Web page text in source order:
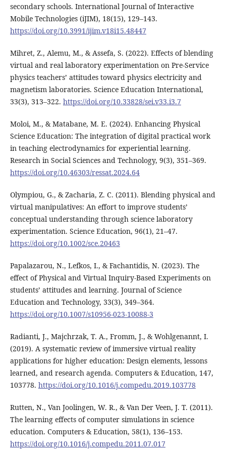
secondary schools. International Journal of Interactive
Mobile Technologies (iJIM), 18(15), 129–143.
https://doi.org/10.3991/ijim.v18i15.48447
Mihret, Z., Alemu, M., & Assefa, S. (2022). Effects of blending
virtual and real laboratory experimentation on Pre-Service
physics teachers’ attitudes toward physics electricity and
magnetism laboratories. Science Education International,
33(3), 313–322. https://doi.org/10.33828/sei.v33.i3.7
Moloi, M., & Matabane, M. E. (2024). Enhancing Physical
Science Education: The integration of digital practical work
in teaching electrodynamics for experiential learning.
Research in Social Sciences and Technology, 9(3), 351–369.
https://doi.org/10.46303/ressat.2024.64
Olympiou, G., & Zacharia, Z. C. (2011). Blending physical and
virtual manipulatives: An effort to improve students’
conceptual understanding through science laboratory
experimentation. Science Education, 96(1), 21–47.
https://doi.org/10.1002/sce.20463
Papalazarou, N., Lefkos, I., & Fachantidis, N. (2023). The
effect of Physical and Virtual Inquiry-Based Experiments on
students’ attitudes and learning. Journal of Science
Education and Technology, 33(3), 349–364.
https://doi.org/10.1007/s10956-023-10088-3
Radianti, J., Majchrzak, T. A., Fromm, J., & Wohlgenannt, I.
(2019). A systematic review of immersive virtual reality
applications for higher education: Design elements, lessons
learned, and research agenda. Computers & Education, 147,
103778. https://doi.org/10.1016/j.compedu.2019.103778
Rutten, N., Van Joolingen, W. R., & Van Der Veen, J. T. (2011).
The learning effects of computer simulations in science
education. Computers & Education, 58(1), 136–153.
https://doi.org/10.1016/j.compedu.2011.07.017